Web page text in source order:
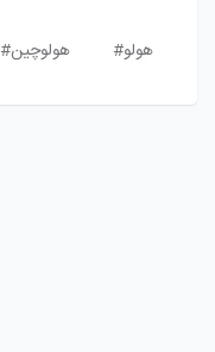
هولو# هولوچین#